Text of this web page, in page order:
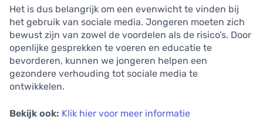
Het is dus belangrijk om een evenwicht te vinden bij
het gebruik van sociale media. Jongeren moeten zich
bewust zijn van zowel de voordelen als de risico’s. Door
openlijke gesprekken te voeren en educatie te
bevorderen, kunnen we jongeren helpen een
gezondere verhouding tot sociale media te
ontwikkelen.
Bekijk ook: Klik hier voor meer informatie